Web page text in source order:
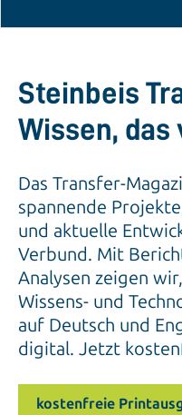
Steinbeis
Wissen, das
Das Transfer-
spannende
und aktuelle
Verbund. Mit
Analysen zeigen
Wissens- und
auf Deutsch und
digital. Jetzt
kostenfreie